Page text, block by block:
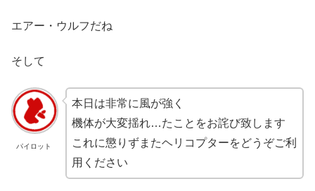
エアー・ウルフだね
そして
パイロット
本日は非常に風が強く
機体が大変揺れ…たことをお詫び致します
これに懲りずまたヘリコプターをどうぞご利
用ください